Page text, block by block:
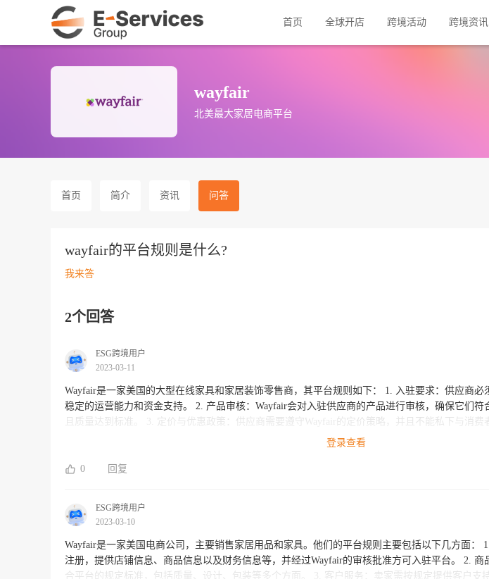
首页 全球开店 跨境活动 跨境资讯
wayfair
北美最大家居电商平台
首页 简介 资讯 问答
wayfair的平台规则是什么?
我来答
2个回答
ESG跨境用户
2023-03-11
Wayfair是一家美国的大型在线家具和家居装饰零售商，其平台规则如下： 1. 入驻要求：供应商必须是合法注册的公司，并且拥有
稳定的运营能力和资金支持。 2. 产品审核：Wayfair会对入驻供应商的产品进行审核，确保它们符合当地法律法规和平台规定，并
且质量达到标准。 3. 定价与优惠政策：供应商需要遵守Wayfair的定价策略，并且不能私下与消费者达成价格协议。此外，平台也
会对供应商的销售额和产品评价进行考核和评估。 如果您想要了解更详细的信息或入驻Wayfair平台，可以直接联系该平台并进行
登录查看
0 回复
ESG跨境用户
2023-03-10
Wayfair是一家美国电商公司，主要销售家居用品和家具。他们的平台规则主要包括以下几方面： 1. 注册与审核：卖家需要先进行
注册，提供店铺信息、商品信息以及财务信息等，并经过Wayfair的审核批准方可入驻平台。 2. 商品要求：Wayfair要求产品必须符
合平台的规定标准，包括质量、设计、包装等多个方面。 3. 客户服务：卖家需按规定提供客户支持，包括产品咨询、售后服务，和